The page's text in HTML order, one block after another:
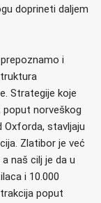
doprineti daljem
i
Strategije koje
poput norveškog
Oxforda, stavljaju
Zlatibor je već
naš cilj je da u
i 10.000
poput